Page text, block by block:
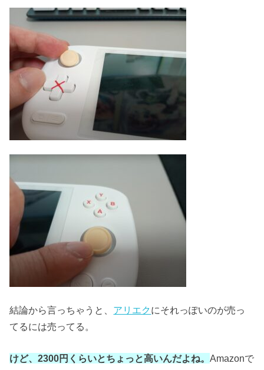
結論から言っちゃうと、 アリエクにそれっぽいのが売っ
てるには売ってる。
けど、2300円くらいとちょっと高いんだよね。Amazonで